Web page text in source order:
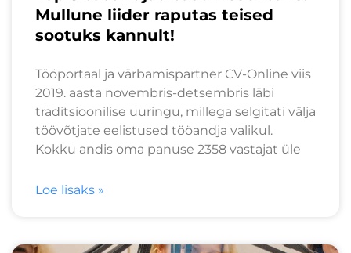
Mullune liider raputas teised
sootuks kannult!
Tööportaal ja värbamispartner CV-Online viis
2019. aasta novembris-detsembris läbi
traditsioonilise uuringu, millega selgitati välja
töövõtjate eelistused tööandja valikul.
Kokku andis oma panuse 2358 vastajat üle
Loe lisaks »